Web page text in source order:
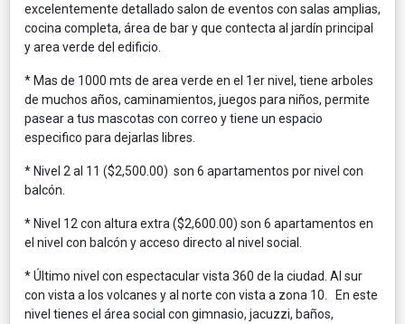
excelentemente detallado salon de eventos con salas amplias,
cocina completa, área de bar y que contecta al jardín principal
y area verde del edificio.
* Mas de 1000 mts de area verde en el 1er nivel, tiene arboles
de muchos años, caminamientos, juegos para niños, permite
pasear a tus mascotas con correo y tiene un espacio
especifico para dejarlas libres.
* Nivel 2 al 11 ($2,500.00) son 6 apartamentos por nivel con
balcón.
* Nivel 12 con altura extra ($2,600.00) son 6 apartamentos en
el nivel con balcón y acceso directo al nivel social.
* Último nivel con espectacular vista 360 de la ciudad. Al sur
con vista a los volcanes y al norte con vista a zona 10. En este
nivel tienes el área social con gimnasio, jacuzzi, baños,